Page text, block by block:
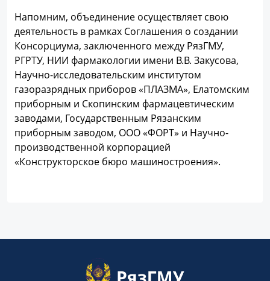
Напомним, объединение осуществляет свою
деятельность в рамках Соглашения о создании
Консорциума, заключенного между РязГМУ,
РГРТУ, НИИ фармакологии имени В.В. Закусова,
Научно-исследовательским институтом
газоразрядных приборов «ПЛАЗМА», Елатомским
приборным и Скопинским фармацевтическим
заводами, Государственным Рязанским
приборным заводом, ООО «ФОРТ» и Научно-
производственной корпорацией
«Конструкторское бюро машиностроения».